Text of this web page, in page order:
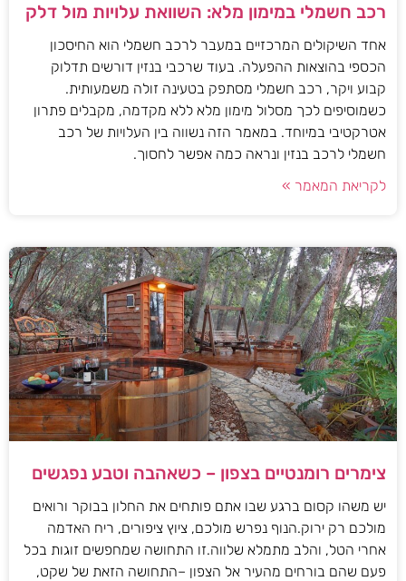
רכב חשמלי במימון מלא: השוואת עלויות מול דלק
אחד השיקולים המרכזיים במעבר לרכב חשמלי הוא החיסכון
הכספי בהוצאות ההפעלה. בעוד שרכבי בנזין דורשים תדלוק
קבוע ויקר, רכב חשמלי מסתפק בטעינה זולה משמעותית.
כשמוסיפים לכך מסלול מימון מלא ללא מקדמה, מקבלים פתרון
אטרקטיבי במיוחד. במאמר הזה נשווה בין העלויות של רכב
חשמלי לרכב בנזין ונראה כמה אפשר לחסוך.
לקריאת המאמר »
צימרים רומנטיים בצפון – כשאהבה וטבע נפגשים
יש משהו קסום ברגע שבו אתם פותחים את החלון בבוקר ורואים
מולכם רק ירוק.הנוף נפרש מולכם, ציוץ ציפורים, ריח האדמה
אחרי הטל, והלב מתמלא שלווה.זו התחושה שמחפשים זוגות בכל
פעם שהם בורחים מהעיר אל הצפון –התחושה הזאת של שקט,